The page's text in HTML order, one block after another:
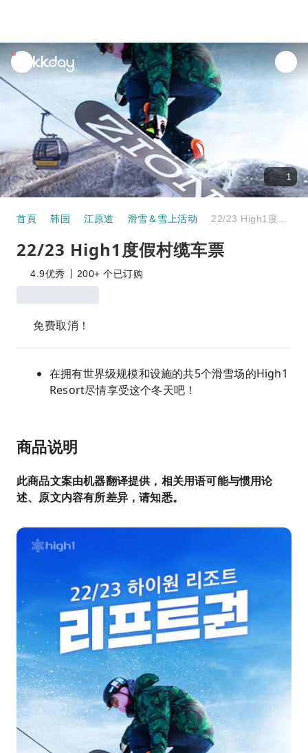
unread
notifications
1
首頁 韩国 江原道 滑雪＆雪上活动
22/23 High1度假村缆车票
4.9优秀 200+ 个已订购
免费取消！
在拥有世界级规模和设施的共5个滑雪场的High1
Resort尽情享受这个冬天吧！
商品说明
此商品文案由机器翻译提供，相关用语可能与惯用论
述、原文内容有所差异，请知悉。